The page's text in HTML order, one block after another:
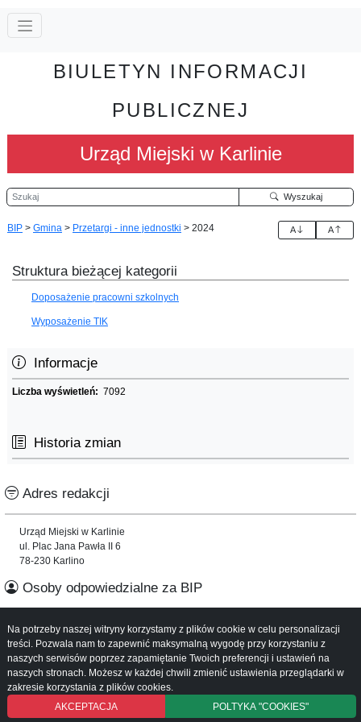
BIULETYN INFORMACJI
PUBLICZNEJ
Urząd Miejski w Karlinie
Szukaj Wyszukaj
BIP > Gmina > Przetargi - inne jednostki > 2024 A A
Struktura bieżącej kategorii
Doposażenie pracowni szkolnych
Wyposażenie TIK
Informacje
Liczba wyświetleń: 7092
Historia zmian
Adres redakcji
Urząd Miejski w Karlinie
ul. Plac Jana Pawła II 6
78-230 Karlino
Osoby odpowiedzialne za BIP
Informacje o serwisie
Mapa serwisu
Instrukcja obsługi
Na potrzeby naszej witryny korzystamy z plików cookie w celu personalizacji
treści. Pozwala nam to zapewnić maksymalną wygodę przy korzystaniu z
naszych serwisów poprzez zapamiętanie Twoich preferencji i ustawień na
naszych stronach. Możesz w każdej chwili zmienić ustawienia przeglądarki w
zakresie korzystania z plików cookies.
AKCEPTACJA
POLTYKA "COOKIES"